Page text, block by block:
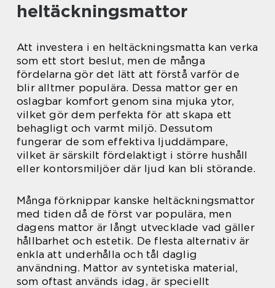
heltäckningsmattor
Att investera i en heltäckningsmatta kan verka
som ett stort beslut, men de många
fördelarna gör det lätt att förstå varför de
blir alltmer populära. Dessa mattor ger en
oslagbar komfort genom sina mjuka ytor,
vilket gör dem perfekta för att skapa ett
behagligt och varmt miljö. Dessutom
fungerar de som effektiva ljuddämpare,
vilket är särskilt fördelaktigt i större hushåll
eller kontorsmiljöer där ljud kan bli störande.
Många förknippar kanske heltäckningsmattor
med tiden då de först var populära, men
dagens mattor är långt utvecklade vad gäller
hållbarhet och estetik. De flesta alternativ är
enkla att underhålla och tål daglig
användning. Mattor av syntetiska material,
som oftast används idag, är speciellt